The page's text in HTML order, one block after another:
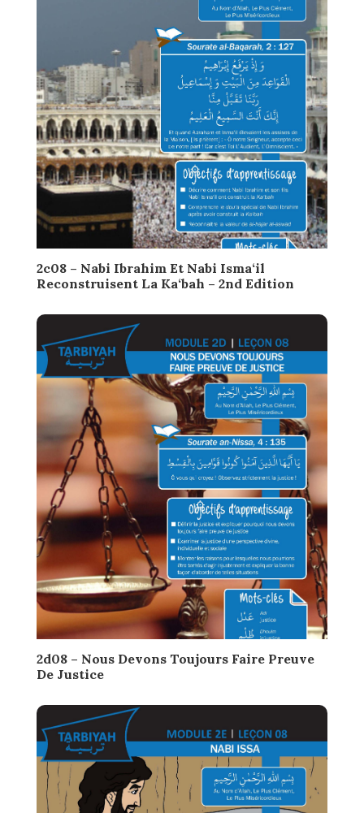
2c08 – Nabi Ibrahim Et Nabi Isma‘il
Reconstruisent La Ka‘bah – 2nd Edition
2d08 – Nous Devons Toujours Faire Preuve
De Justice